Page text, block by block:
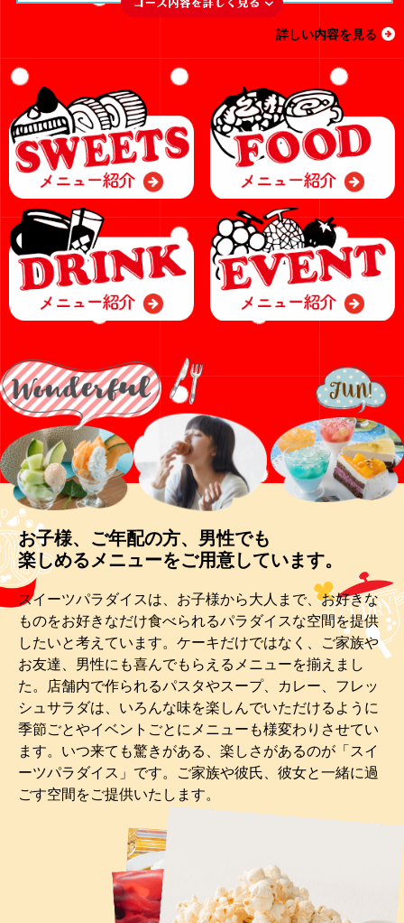
詳しい内容を見る
スイーツパラダイスは、お子様から大人まで、お好きな
ものをお好きなだけ食べられるパラダイスな空間を提供
したいと考えています。ケーキだけではなく、ご家族や
お友達、男性にも喜んでもらえるメニューを揃えまし
た。店舗内で作られるパスタやスープ、カレー、フレッ
シュサラダは、いろんな味を楽しんでいただけるように
季節ごとやイベントごとにメニューも様変わりさせてい
ます。いつ来ても驚きがある、楽しさがあるのが「スイ
ーツパラダイス」です。ご家族や彼氏、彼女と一緒に過
ごす空間をご提供いたします。